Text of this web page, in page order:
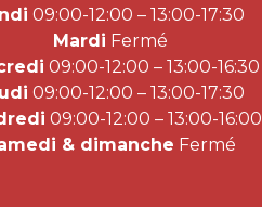
09:00-12:00 – 13:00-17:30
Mardi Fermé
09:00-12:00 – 13:00-16:30
09:00-12:00 – 13:00-17:30
09:00-12:00 – 13:00-16:00
& dimanche Fermé